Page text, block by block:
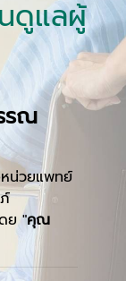
ดูแลผู้
รณ
น่วยแพทย์
ย "คุณ